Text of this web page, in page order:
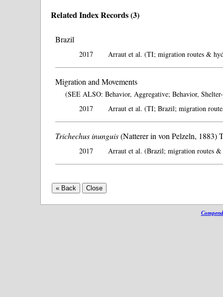
Related Index Records (3)
Brazil
2017 Arraut et al. (TI; migration routes &
Migration and Movements
(SEE ALSO: Behavior, Aggregative; Behavior,
2017
Arraut et al. (TI; Brazil; migration
Trichechus inunguis(Natterer in von Pelzeln, 1883)
2017 Arraut et al. (Brazil; migration routes &